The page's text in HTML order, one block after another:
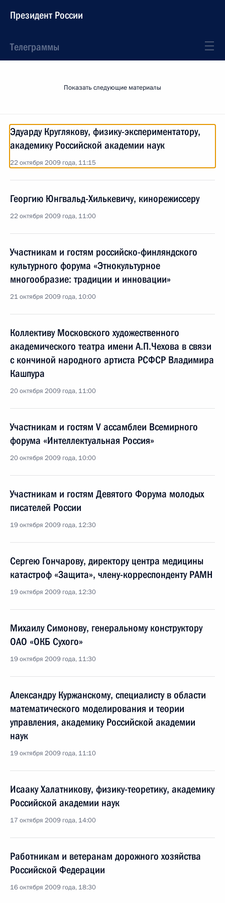
Президент России
Телеграммы
Показать следующие материалы
Эдуарду Круглякову, физику-экспериментатору,
академику Российской академии наук
22 октября 2009 года, 11:15
Георгию Юнгвальд-Хилькевичу, кинорежиссеру
22 октября 2009 года, 11:00
Участникам и гостям российско-финляндского
культурного форума «Этнокультурное
многообразие: традиции и инновации»
21 октября 2009 года, 10:00
Коллективу Московского художественного
академического театра имени А.П.Чехова в связи
с кончиной народного артиста РСФСР Владимира
Кашпура
20 октября 2009 года, 11:00
Участникам и гостям V ассамблеи Всемирного
форума «Интеллектуальная Россия»
20 октября 2009 года, 10:00
Участникам и гостям Девятого Форума молодых
писателей России
19 октября 2009 года, 12:30
Сергею Гончарову, директору центра медицины
катастроф «Защита», члену-корреспонденту РАМН
19 октября 2009 года, 12:30
Михаилу Симонову, генеральному конструктору
ОАО «ОКБ Сухого»
19 октября 2009 года, 11:30
Александру Куржанскому, специалисту в области
математического моделирования и теории
управления, академику Российской академии
наук
19 октября 2009 года, 11:10
Исааку Халатникову, физику-теоретику, академику
Российской академии наук
17 октября 2009 года, 14:00
Работникам и ветеранам дорожного хозяйства
Российской Федерации
16 октября 2009 года, 18:30